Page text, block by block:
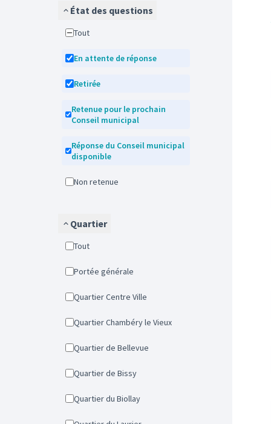
État des questions
Tout
En attente de réponse
Retirée
Retenue pour le prochain
Conseil municipal
Réponse du Conseil municipal
disponible
Non retenue
Quartier
Tout
Portée générale
Quartier Centre Ville
Quartier Chambéry le Vieux
Quartier de Bellevue
Quartier de Bissy
Quartier du Biollay